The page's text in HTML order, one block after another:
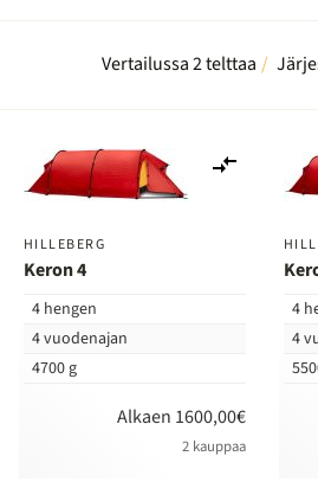
Vertailussa 2 telttaa
HILLEBERG
Keron 4
4 hengen
4 vuodenajan
4700 g
Alkaen 1600,00€
2 kauppaa
vertailuun
4
4